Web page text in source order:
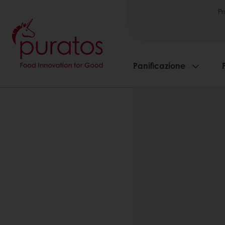
Panificazione